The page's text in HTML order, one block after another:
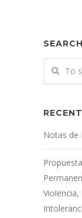
SEARCH
Notas de